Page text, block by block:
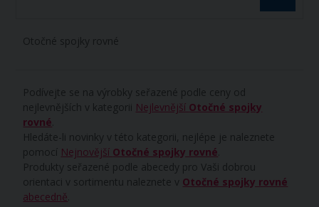
Otočné spojky rovné
Podívejte se na výrobky seřazené podle ceny od
nejlevnějších v kategorii Nejlevnější Otočné spojky
rovné
Hledáte-li novinky v této kategorii, nejlépe je naleznete
pomocí Nejnovější Otočné spojky rovné
Produkty seřazené podle abecedy pro Vaši dobrou
orientaci v sortimentu naleznete v Otočné spojky rovné
abecedně